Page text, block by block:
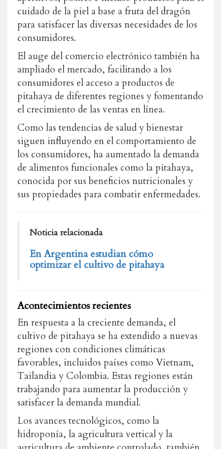
cuidado de la piel a base a fruta del dragón
para satisfacer las diversas necesidades de los
consumidores.
El auge del comercio electrónico también ha
ampliado el mercado, facilitando a los
consumidores el acceso a productos de
pitahaya de diferentes regiones y fomentando
el crecimiento de las ventas en línea.
Como las tendencias de salud y bienestar
siguen influyendo en el comportamiento de
los consumidores, ha aumentado la demanda
de alimentos funcionales como la pitahaya,
conocida por sus beneficios nutricionales y
sus propiedades para combatir enfermedades.
Noticia relacionada
En Argentina estudian cómo
optimizar el cultivo de pitahaya
Acontecimientos recientes
En respuesta a la creciente demanda, el
cultivo de pitahaya se ha extendido a nuevas
regiones con condiciones climáticas
favorables, incluidos países como Vietnam,
Tailandia y Colombia. Estas regiones están
trabajando para aumentar la producción y
satisfacer la demanda mundial.
Los avances tecnológicos, como la
hidroponía, la agricultura vertical y la